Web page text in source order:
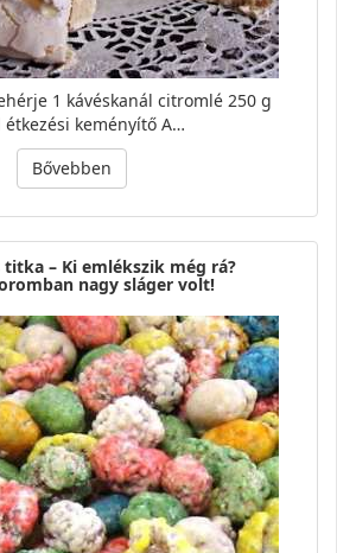
1 kávéskanál citromlé 250 g
keményítő A…
Bővebben
titka – Ki emlékszik még rá?
nagy sláger volt!